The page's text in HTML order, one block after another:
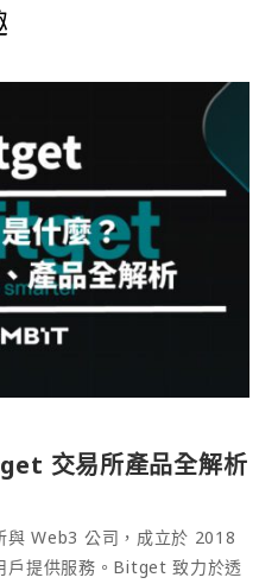
交易所產品全解析
Web3 公司，成立於 2018
戶提供服務。Bitget 致力於透